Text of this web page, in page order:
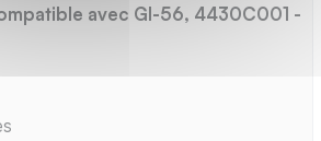
avec GI-56, 4430C001 -